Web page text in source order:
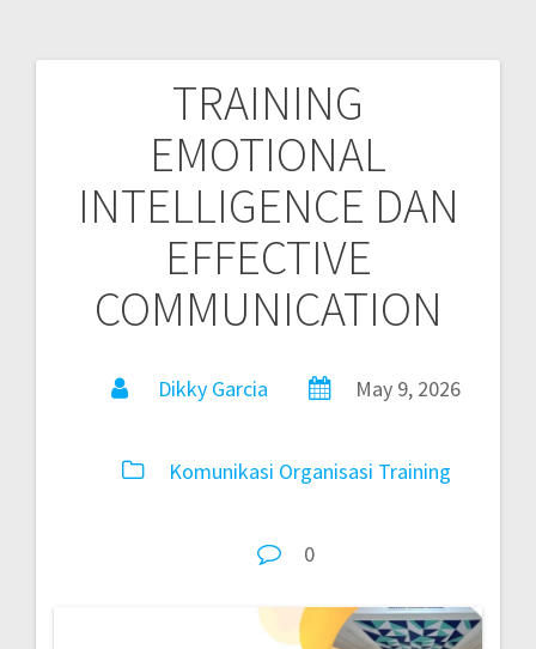
TRAINING
EMOTIONAL
INTELLIGENCE DAN
EFFECTIVE
COMMUNICATION
Dikky Garcia May 9, 2026
Komunikasi Organisasi Training
0